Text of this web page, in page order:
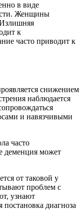
в виде
Женщины
к
часто приводит к
снижением
наблюдается
и навязчивыми
часто
деменция может
от таковой у
проблем с
узнают
диагноза